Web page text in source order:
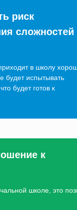
риск
сложностей
в школу
будет испытывать
будет готов к
к
школе, это